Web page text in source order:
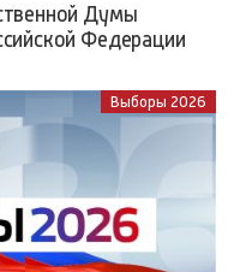
Думы
Федерации
Выборы 2026